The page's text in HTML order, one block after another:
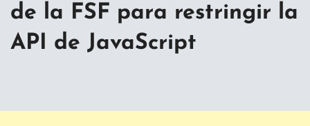
de la FSF para restringir la
API de JavaScript